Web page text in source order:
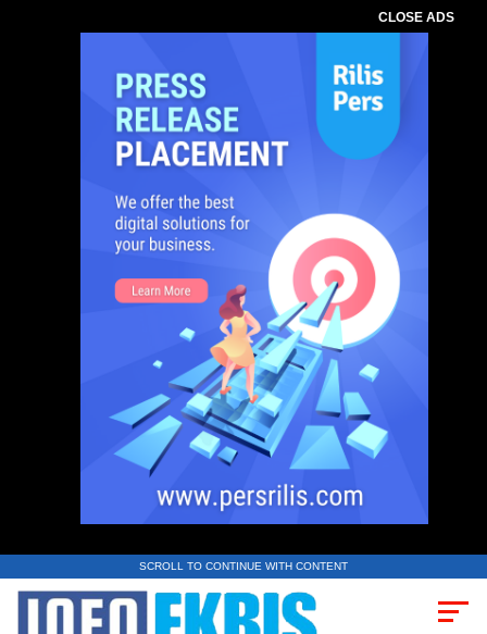
CLOSE ADS
SCROLL TO CONTINUE WITH CONTENT